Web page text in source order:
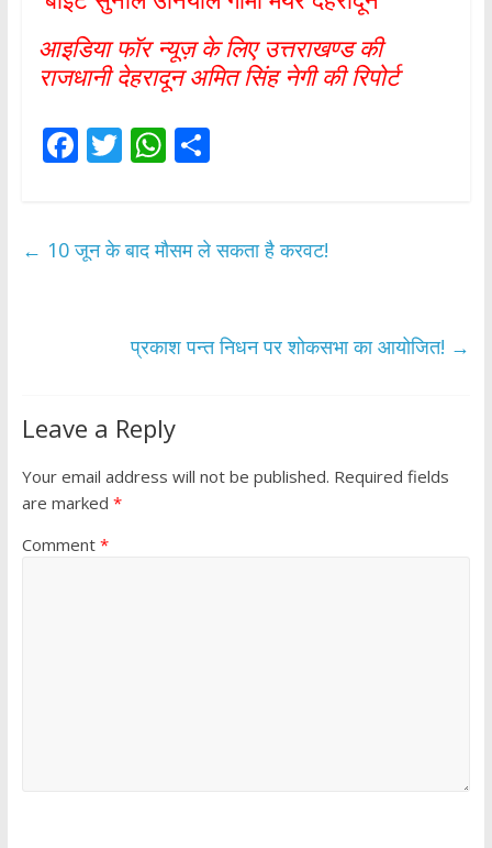
आइडिया फॉर न्यूज़ के लिए उत्तराखण्ड की
राजधानी देहरादून अमित सिंह नेगी की रिपोर्ट
F
b
T
er
W
s
p
S
e
← 10 जून के बाद मौसम ले सकता है करवट!
प्रकाश पन्त निधन पर शोकसभा का आयोजित! →
Leave a Reply
Your email address will not be published. Required fields
are marked *
Comment *